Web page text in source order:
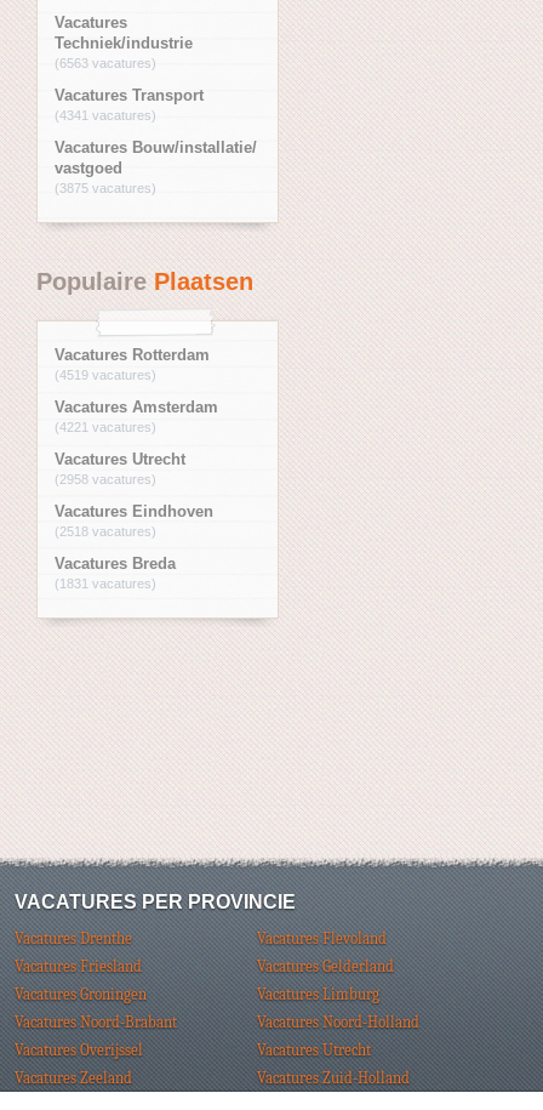
Vacatures
Techniek/industrie
(6563 vacatures)
Vacatures Transport
(4341 vacatures)
Vacatures Bouw/installatie/
vastgoed
(3875 vacatures)
Populaire Plaatsen
Vacatures Rotterdam
(4519 vacatures)
Vacatures Amsterdam
(4221 vacatures)
Vacatures Utrecht
(2958 vacatures)
Vacatures Eindhoven
(2518 vacatures)
Vacatures Breda
(1831 vacatures)
VACATURES PER PROVINCIE
Vacatures Drenthe
Vacatures Flevoland
Vacatures Friesland
Vacatures Gelderland
Vacatures Groningen
Vacatures Limburg
Vacatures Noord-Brabant
Vacatures Noord-Holland
Vacatures Overijssel
Vacatures Utrecht
Vacatures Zeeland
Vacatures Zuid-Holland